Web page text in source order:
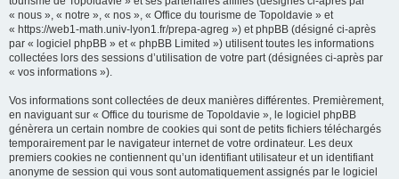
« nous », « notre », « nos », « Office du tourisme de Topoldavie » et
« https://web1-math.univ-lyon1.fr/prepa-agreg ») et phpBB (désigné ci-après
par « logiciel phpBB » et « phpBB Limited ») utilisent toutes les informations
collectées lors des sessions d’utilisation de votre part (désignées ci-après par
« vos informations »).
Vos informations sont collectées de deux manières différentes. Premièrement,
en naviguant sur « Office du tourisme de Topoldavie », le logiciel phpBB
génèrera un certain nombre de cookies qui sont de petits fichiers téléchargés
temporairement par le navigateur internet de votre ordinateur. Les deux
premiers cookies ne contiennent qu’un identifiant utilisateur et un identifiant
anonyme de session qui vous sont automatiquement assignés par le logiciel